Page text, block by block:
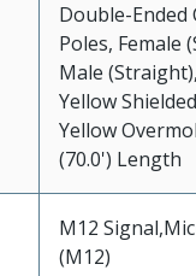
Double-Ended
Poles, Female
Male
Yellow
Yellow
(70.0') Length
M12
(M12)